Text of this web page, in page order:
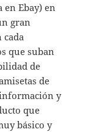
en Ebay) en
gran
cada
que suban
de
de
y
que
básico y